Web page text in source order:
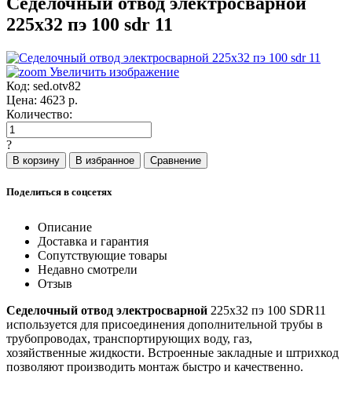
225x32 пэ 100 sdr 11
Увеличить изображение
Код: sed.otv82
Цена: 4623 р.
Количество:
?
Поделиться в соцсетях
Описание
Доставка и гарантия
Сопутствующие товары
Недавно смотрели
Отзыв
Седелочный отвод электросварной 225x32 пэ 100 SDR11
используется для присоединения дополнительной трубы в
трубопроводах, транспортирующих воду, газ,
хозяйственные жидкости. Встроенные закладные и штрихкод
позволяют производить монтаж быстро и качественно.